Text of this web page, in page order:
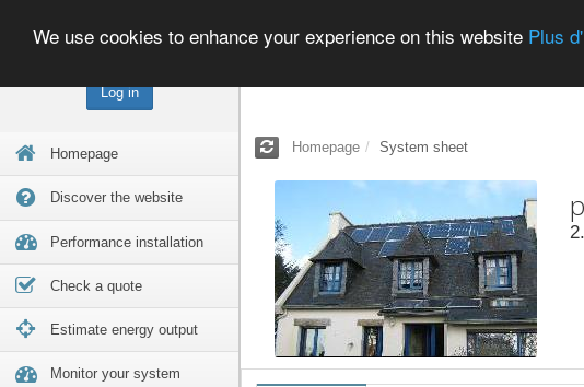
Log in
Homepage
Discover the website
Performance installation
Check a quote
Estimate energy output
Monitor your system
We use cookies to enhance your experience on this website Plus
Homepage System sheet